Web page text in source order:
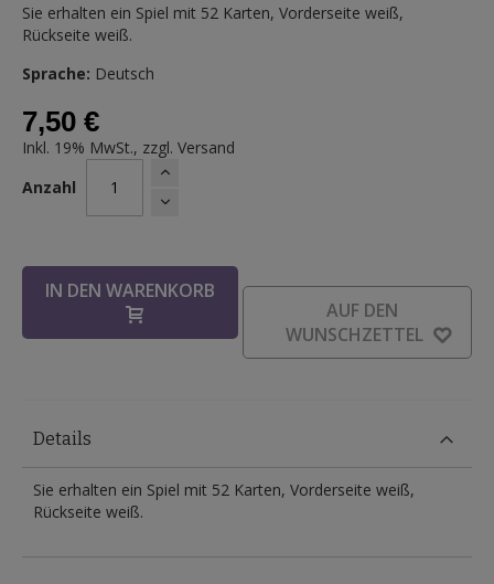
Sie erhalten ein Spiel mit 52 Karten, Vorderseite weiß,
Rückseite weiß.
Sprache: Deutsch
7,50 €
Inkl. 19% MwSt., zzgl. Versand
Anzahl
IN DEN WARENKORB
AUF DEN
WUNSCHZETTEL
Details
Sie erhalten ein Spiel mit 52 Karten, Vorderseite weiß,
Rückseite weiß.